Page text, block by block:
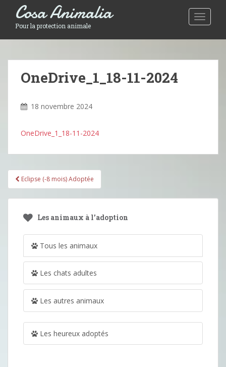
Toggle
Cosa Animalia
Pour la protection animale
OneDrive_1_18-11-2024
18 novembre 2024
OneDrive_1_18-11-2024
Pagination
d'article
Eclipse (-8 mois) Adoptée
Les animaux à l’adoption
Tous les animaux
Les chats adultes
Les autres animaux
Les heureux adoptés